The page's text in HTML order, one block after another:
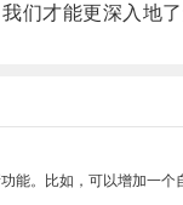
才能更深入地了
能。比如，可以增加一